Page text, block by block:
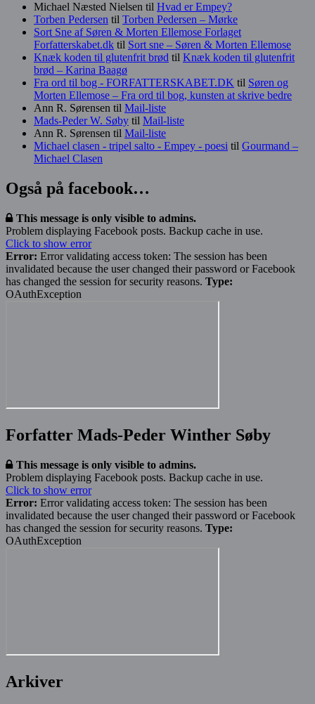
Michael Næsted Nielsen til Hvad er Empey?
Torben Pedersen til Torben Pedersen – Mørke
Sort Sne af Søren & Morten Ellemose Forlaget
Forfatterskabet.dk til Sort sne – Søren & Morten Ellemose
Knæk koden til glutenfrit brød til Knæk koden til glutenfrit
brød – Karina Baagø
Fra ord til bog - FORFATTERSKABET.DK til Søren og
Morten Ellemose – Fra ord til bog, kunsten at skrive bedre
Ann R. Sørensen til Mail-liste
Mads-Peder W. Søby til Mail-liste
Ann R. Sørensen til Mail-liste
Michael clasen - tripel salto - Empey - poesi til Gourmand –
Michael Clasen
Også på facebook…
This message is only visible to admins.
Problem displaying Facebook posts. Backup cache in use.
Click to show error
Error: Error validating access token: The session has been
invalidated because the user changed their password or Facebook
has changed the session for security reasons. Type:
OAuthException
Forfatter Mads-Peder Winther Søby
This message is only visible to admins.
Problem displaying Facebook posts. Backup cache in use.
Click to show error
Error: Error validating access token: The session has been
invalidated because the user changed their password or Facebook
has changed the session for security reasons. Type:
OAuthException
Arkiver